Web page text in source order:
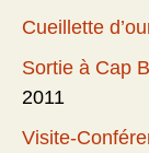
Cueillette
Sortie à Cap
2011
Visite-